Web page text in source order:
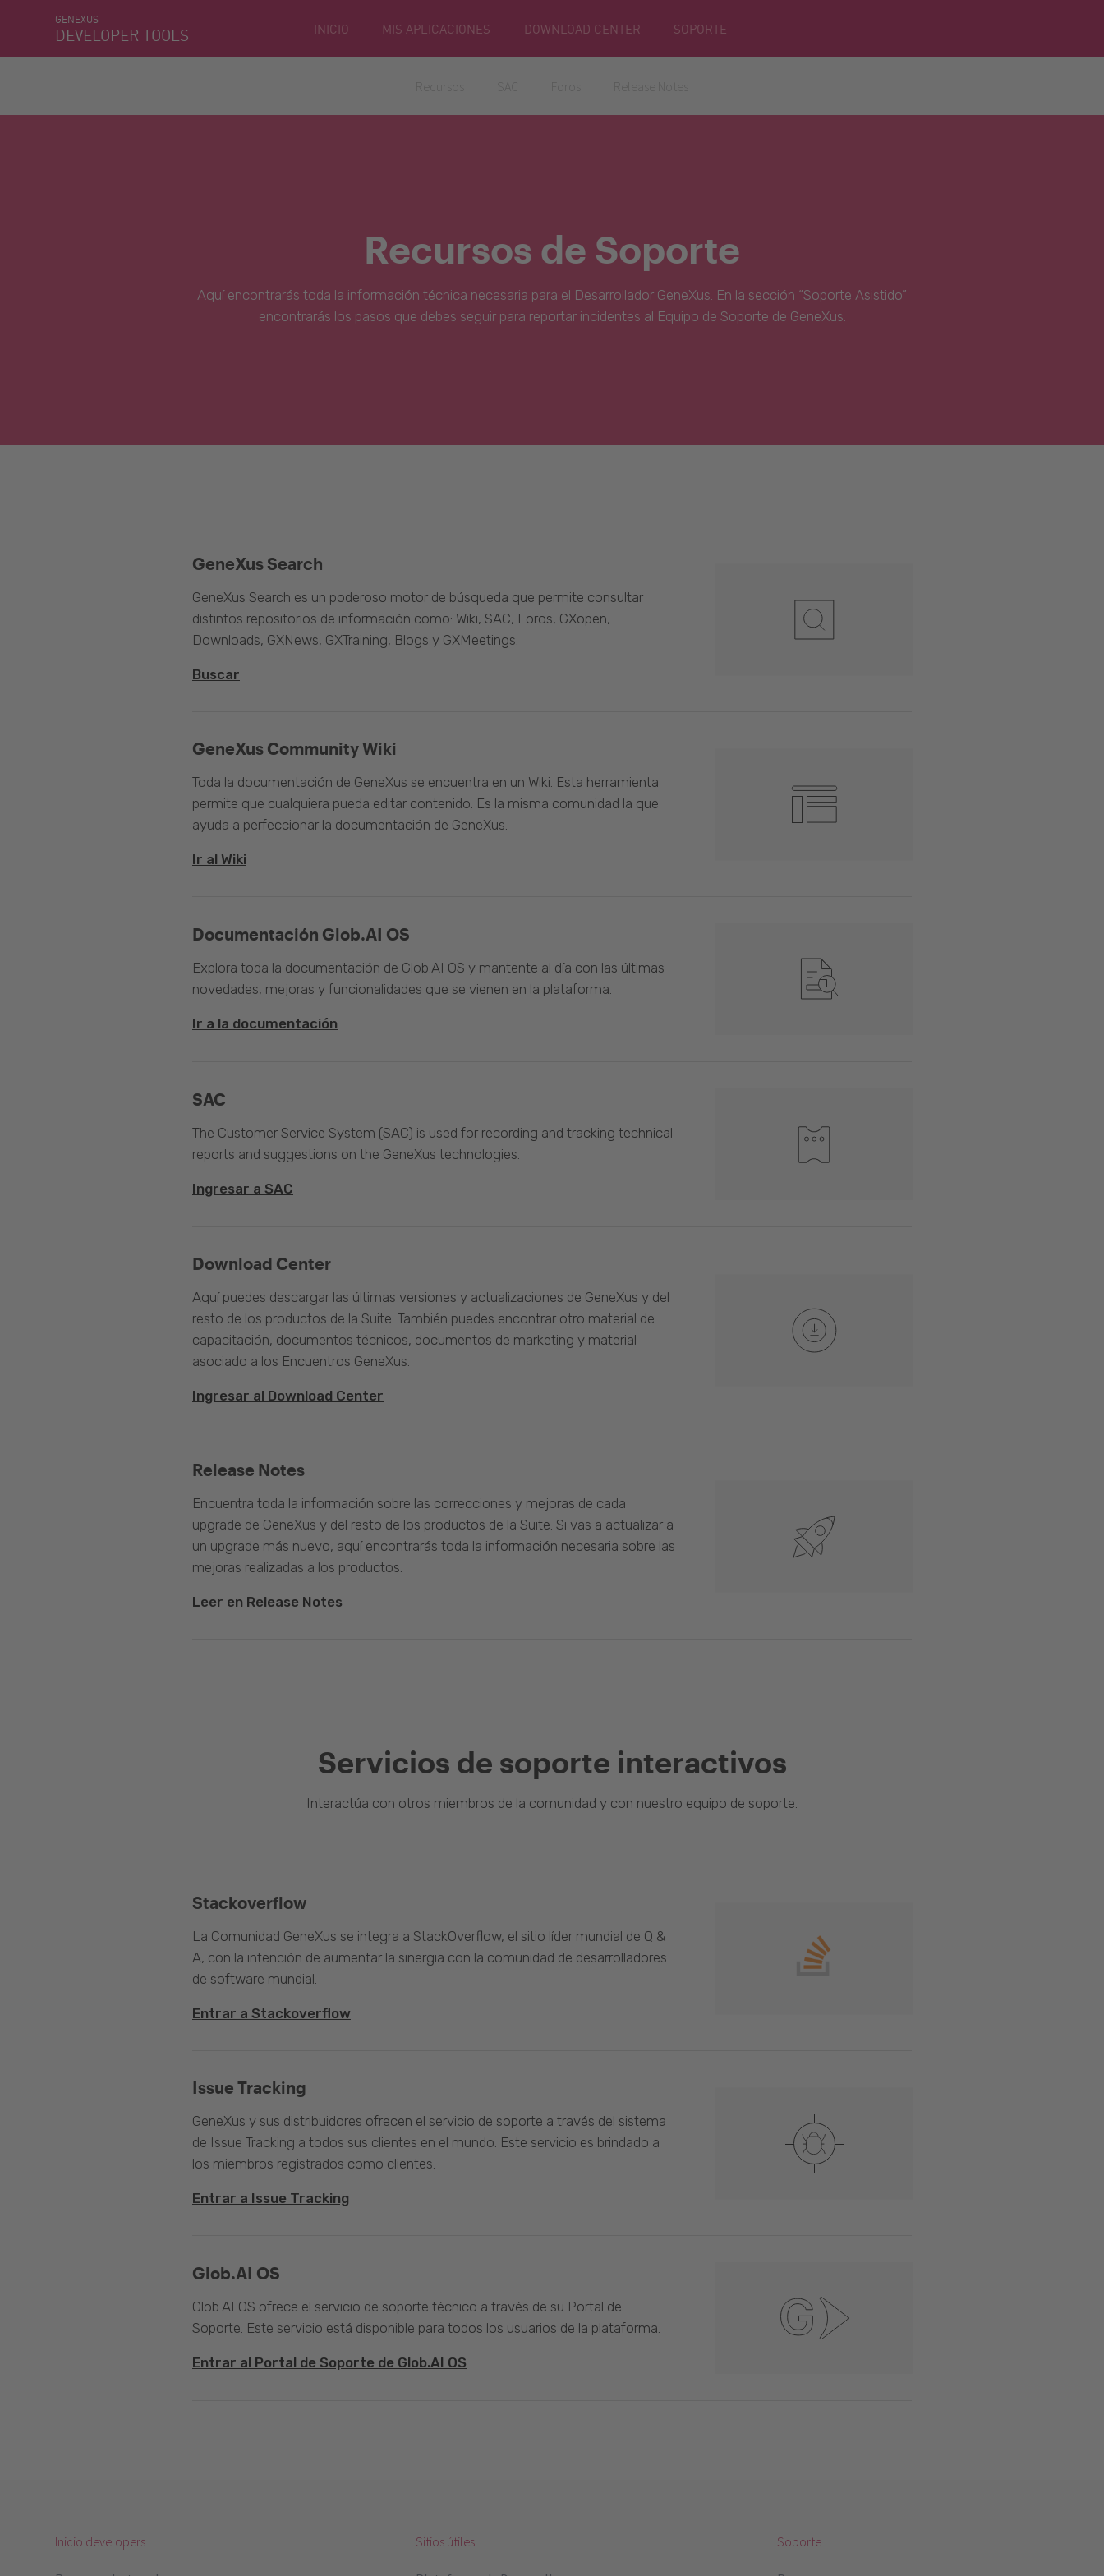
GENEXUS
DEVELOPER TOOLS INICIO MIS APLICACIONES DOWNLOAD CENTER SOPORTE
Recursos de Soporte
Aquí encontrarás toda la información técnica necesaria para el Desarrollador GeneXus. En la sección “Soporte Asistido”
encontrarás los pasos que debes seguir para reportar incidentes al Equipo de Soporte de GeneXus.
GeneXus Community Wiki
Toda la documentación de GeneXus se encuentra en un Wiki. Esta herramienta
permite que cualquiera pueda editar contenido. Es la misma comunidad la que
ayuda a perfeccionar la documentación de GeneXus.
Ir al Wiki
GeneXus Search
GeneXus Search es un poderoso motor de búsqueda que permite consultar
distintos repositorios de información como: Wiki, SAC, Foros, GXopen,
Downloads, GXNews, GXTraining, Blogs y GXMeetings.
Buscar
Documentación Glob.AI OS
Explora toda la documentación de Glob.AI OS y mantente al día con las últimas
novedades, mejoras y funcionalidades que se vienen en la plataforma.
Ir a la documentación
SAC
The Customer Service System (SAC) is used for recording and tracking technical
reports and suggestions on the GeneXus technologies.
Ingresar a SAC
Download Center
Aquí puedes descargar las últimas versiones y actualizaciones de GeneXus y del
resto de los productos de la Suite. También puedes encontrar otro material de
capacitación, documentos técnicos, documentos de marketing y material
asociado a los Encuentros GeneXus.
Ingresar al Download Center
Release Notes
Encuentra toda la información sobre las correcciones y mejoras de cada
upgrade de GeneXus y del resto de los productos de la Suite. Si vas a actualizar a
un upgrade más nuevo, aquí encontrarás toda la información necesaria sobre las
mejoras realizadas a los productos.
Leer en Release Notes
Servicios de soporte interactivos
Interactúa con otros miembros de la comunidad y con nuestro equipo de soporte.
Stackoverflow
La Comunidad GeneXus se integra a StackOverflow, el sitio líder mundial de Q &
A, con la intención de aumentar la sinergia con la comunidad de desarrolladores
de software mundial.
Entrar a Stackoverflow
Issue Tracking
GeneXus y sus distribuidores ofrecen el servicio de soporte a través del sistema
de Issue Tracking a todos sus clientes en el mundo. Este servicio es brindado a
los miembros registrados como clientes.
Entrar a Issue Tracking
Glob.AI OS
Glob.AI OS ofrece el servicio de soporte técnico a través de su Portal de
Soporte. Este servicio está disponible para todos los usuarios de la plataforma.
Entrar al Portal de Soporte de Glob.AI OS
Inicio developers Sitios útiles Soporte